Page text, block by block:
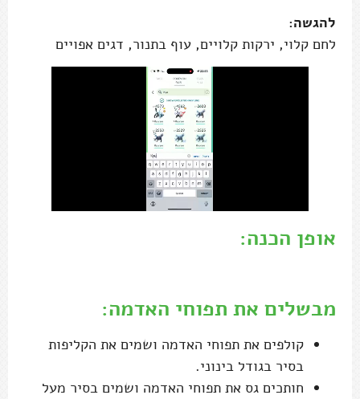
להגשה:
לחם קלוי, ירקות קלויים, עוף בתנור, דגים אפויים
אופן הכנה:
מבשלים את תפוחי האדמה:
קולפים את תפוחי האדמה ושמים את הקליפות
בסיר בגודל בינוני.
חותכים גס את תפוחי האדמה ושמים בסיר מעל